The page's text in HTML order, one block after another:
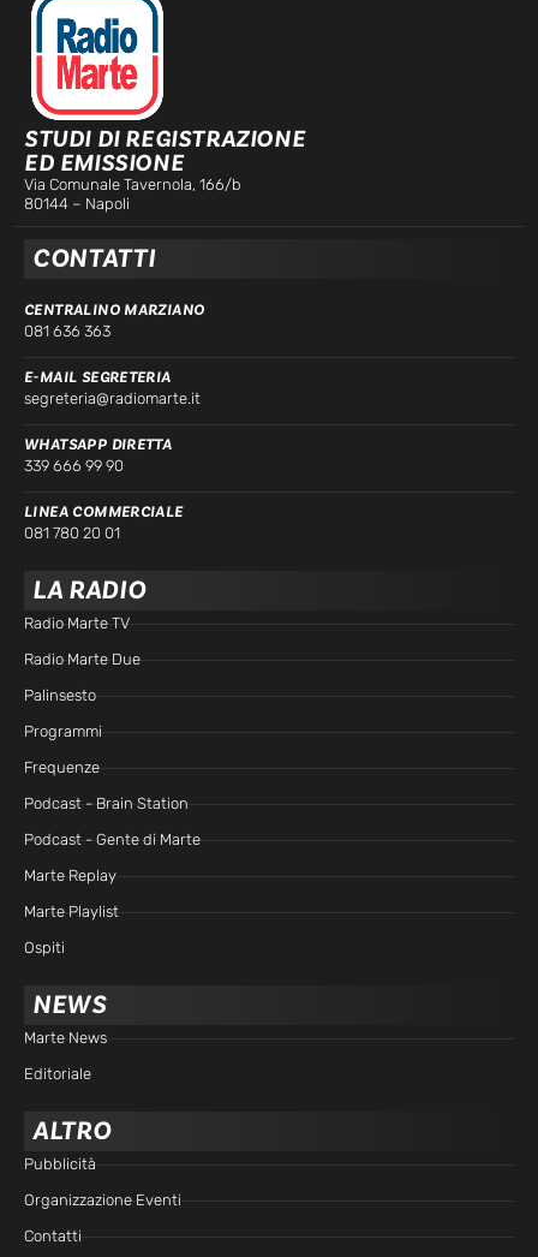
STUDI DI REGISTRAZIONE
ED EMISSIONE
Via Comunale Tavernola, 166/b
80144 – Napoli
CONTATTI
CENTRALINO MARZIANO
081 636 363
E-MAIL SEGRETERIA
segreteria@radiomarte.it
WHATSAPP DIRETTA
339 666 99 90
LINEA COMMERCIALE
081 780 20 01
LA RADIO
Radio Marte TV
Radio Marte Due
Palinsesto
Programmi
Frequenze
Podcast - Brain Station
Podcast - Gente di Marte
Marte Replay
Marte Playlist
Ospiti
NEWS
Marte News
Editoriale
ALTRO
Pubblicità
Organizzazione Eventi
Contatti